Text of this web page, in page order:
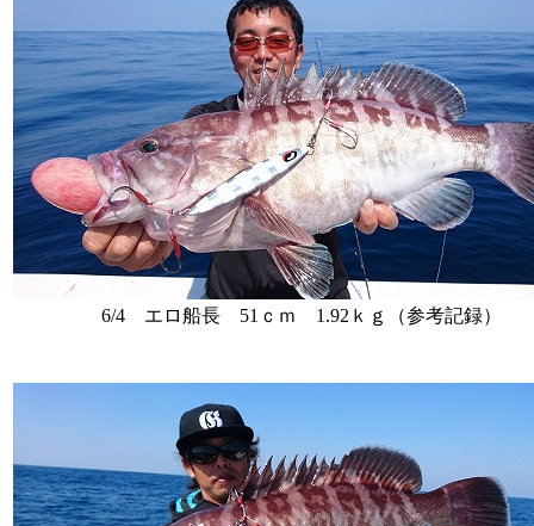
6/4 エロ船長 51ｃｍ 1.92ｋｇ（参考記録）